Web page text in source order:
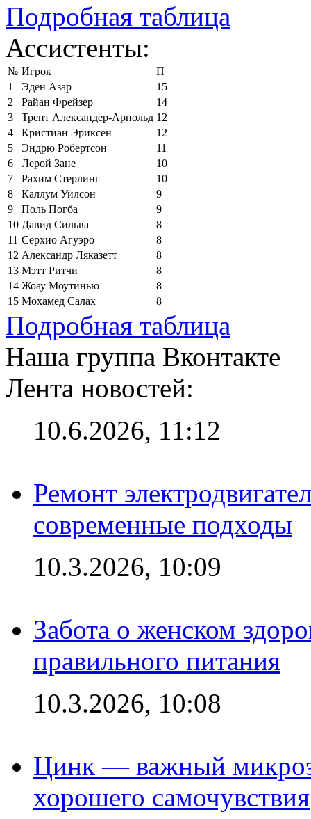
Подробная таблица
Ассистенты:
№ Игрок
П
1
Эден Азар
15
2
Райан Фрейзер
14
3
Трент Александер-Арнольд 12
4
Кристиан Эриксен
12
5
Эндрю Робертсон
11
6
Лерой Зане
10
7
Рахим Стерлинг
10
8
Каллум Уилсон
9
9
Поль Погба
9
10 Давид Сильва
8
11 Серхио Агуэро
8
12 Александр Ляказетт
8
13 Мэтт Ритчи
8
14 Жоау Моутинью
8
15 Мохамед Салах 8
Подробная таблица
Наша группа Вконтакте
Лента новостей:
10.6.2026, 11:12
Ремонт
современные подходы
10.3.2026, 10:09
Забота о женском
правильного питания
10.3.2026, 10:08
Цинк — важный
хорошего самочувствия